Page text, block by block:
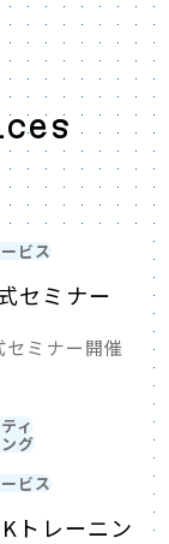
ビス
セミナー
セミナー開催
ィ
グ
ビス
トレーニン